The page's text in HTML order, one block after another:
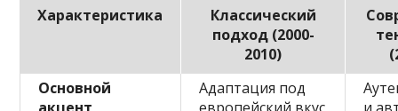
Характеристика
Классический
подход (2000-
2010)
Основной
Адаптация под